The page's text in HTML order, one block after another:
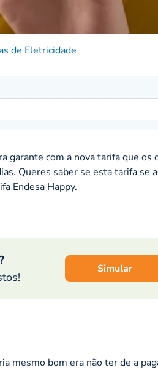
de Eletricidade
garante com a nova tarifa que os
Queres saber se esta tarifa se
Endesa Happy.
Simular
mesmo bom era não ter de a